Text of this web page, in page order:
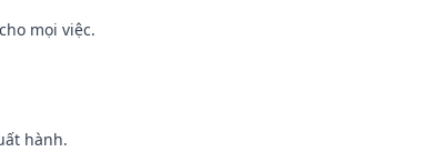
mọi việc.
hành.